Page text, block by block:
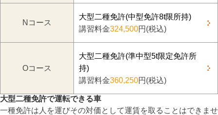
Nコース
大型二種免許(中型免許8t限所持)
講習料金324,500円(税込)
Oコース
大型二種免許(準中型5t限定免許所
持)
講習料金360,250円(税込)
大型二種免許で運転できる車
一種免許は人を運びその対価として運賃を取ることはできませ